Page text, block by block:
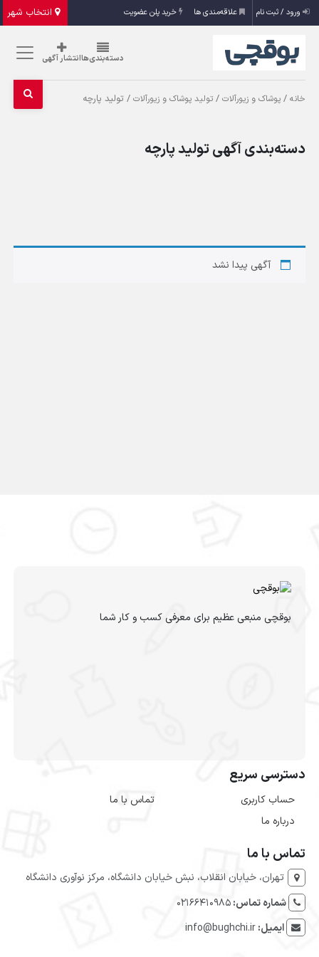
انتخاب شهر ورود / ثبت نام علاقه‌مندی ها خرید پلن عضویت
دسته‌بندی‌هاانتشار آگهی
خانه /پوشاک و زیورآلات /تولید پوشاک و زیورآلات / تولید پارچه
دسته‌بندی آگهی تولید پارچه
آگهی پیدا نشد
بوقچی منبعی عظیم برای معرفی کسب و کار شما
دسترسی سریع
حساب کاربری
درباره ما
تماس با ما
تماس با ما
تهران، خیابان انقلاب، نبش خیابان دانشگاه، مرکز نوآوری دانشگاه
شماره تماس:۰۲۱۶۶۴۱۰۹۸۵
ایمیل:info@bughchi.ir